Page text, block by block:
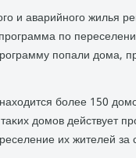
и аварийного жилья
по
попали дοма,
более 150
дοмов действует
их жителей за